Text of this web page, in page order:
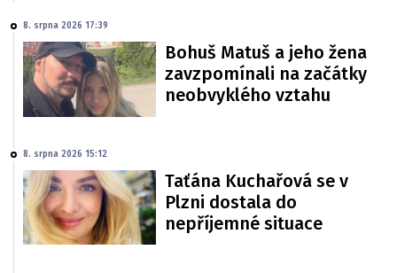
8. srpna 2026 17:39
Bohuš Matuš a jeho žena
zavzpomínali na začátky
neobvyklého vztahu
8. srpna 2026 15:12
Taťána Kuchařová se v
Plzni dostala do
nepříjemné situace